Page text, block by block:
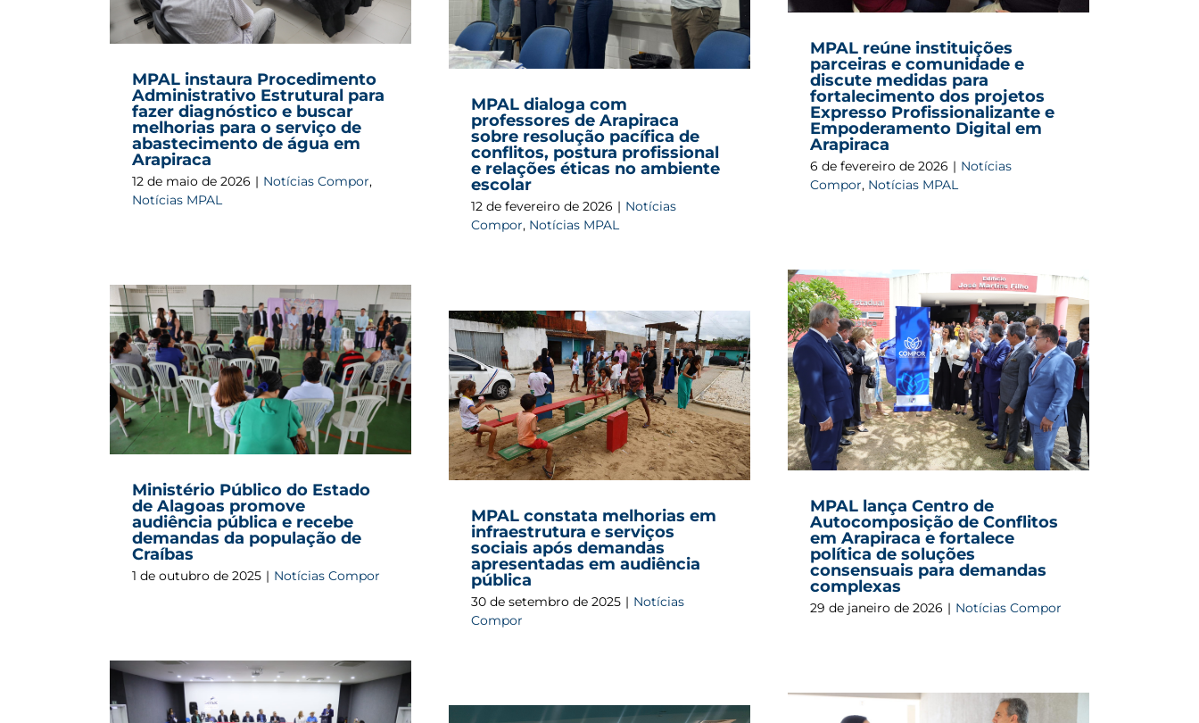
MPAL instaura Procedimento
Administrativo Estrutural para
fazer diagnóstico e buscar
melhorias para o serviço de
abastecimento de água em
Arapiraca
12 de maio de 2026 | Notícias Compor,
Notícias MPAL
MPAL dialoga com
professores de Arapiraca
sobre resolução pacífica de
conflitos, postura profissional
e relações éticas no ambiente
escolar
12 de fevereiro de 2026 | Notícias
Compor, Notícias MPAL
MPAL reúne instituições
parceiras e comunidade e
discute medidas para
fortalecimento dos projetos
Expresso Profissionalizante e
Empoderamento Digital em
Arapiraca
6 de fevereiro de 2026 | Notícias
Compor, Notícias MPAL
MPAL lança Centro de Autocomposição de
Conflitos em Arapiraca e fortalece política
de soluções consensuais para demandas
complexas
MPAL lança Centro de
Autocomposição de Conflitos
em Arapiraca e fortalece
política de soluções
consensuais para demandas
complexas
29 de janeiro de 2026 | Notícias Compor
Ministério Público do Estado
de Alagoas promove
audiência pública e recebe
demandas da população de
Craíbas
1 de outubro de 2025 | Notícias Compor
MPAL constata melhorias em infraestrutura
e serviços sociais após demandas
apresentadas em audiência pública
MPAL constata melhorias em
infraestrutura e serviços
sociais após demandas
apresentadas em audiência
pública
30 de setembro de 2025 | Notícias
Compor